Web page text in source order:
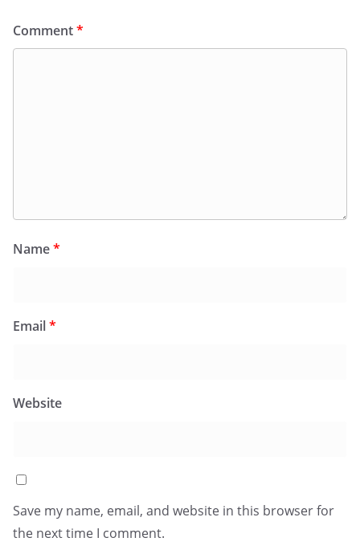
Comment*
Name*
Email*
Website
Save my name, email, and website in this browser for
the next time I comment.